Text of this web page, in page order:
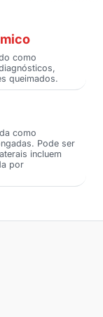
como
queimados.
como
Pode ser
incluem
por